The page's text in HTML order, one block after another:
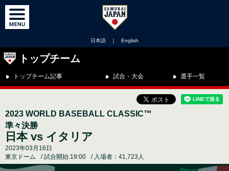
日本語 ｜ English
トップチーム
トップチーム記事 試合・大会 選手一覧
2023 WORLD BASEBALL CLASSIC™
準々決勝
日本 vs イタリア
2023年03月16日
東京ドーム
試合開始:19:00 入場者：41,723人